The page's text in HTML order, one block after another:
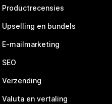
Productrecensies
Upselling en bundels
E-mailmarketing
SEO
Verzending
Valuta en vertaling